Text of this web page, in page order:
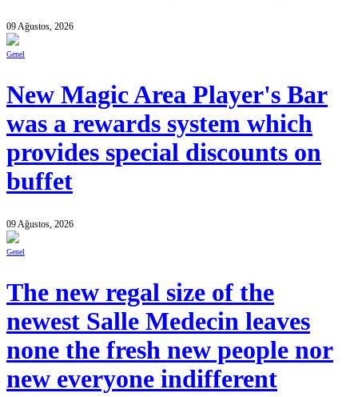
09 Ağustos, 2026
Genel
New Magic Area Player's Bar
was a rewards system which
provides special discounts on
buffet
09 Ağustos, 2026
Genel
The new regal size of the
newest Salle Medecin leaves
none the fresh new people nor
new everyone indifferent